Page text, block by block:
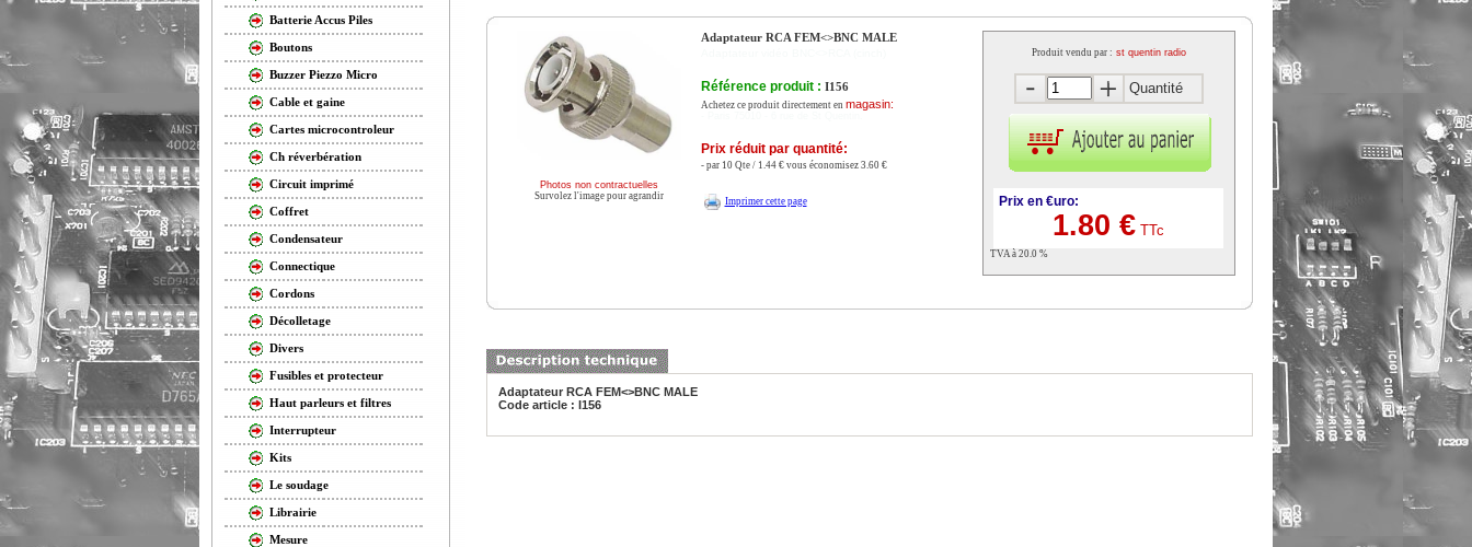
Batterie Accus Piles
Boutons
Buzzer Piezzo Micro
Cable et gaine
Cartes microcontroleur
Ch réverbération
Circuit imprimé
Coffret
Condensateur
Connectique
Cordons
Décolletage
Divers
Fusibles et protecteur
Haut parleurs et filtres
Interrupteur
Kits
Le soudage
Librairie
Mesure
Photos non contractuelles
Survolez l'image pour agrandir
Adaptateur RCA FEM<>BNC MALE
Référence produit : I156
Achetez ce produit directement en magasin:
Prix réduit par quantité:
- par 10 Qte / 1.44 € vous économisez 3.60 €
Imprimer cette page
Produit vendu par : st quentin radio
Quantité
Prix en €uro:
1.80 € TTc
TVA à 20.0 %
Adaptateur RCA FEM<>BNC MALE
Code article : I156